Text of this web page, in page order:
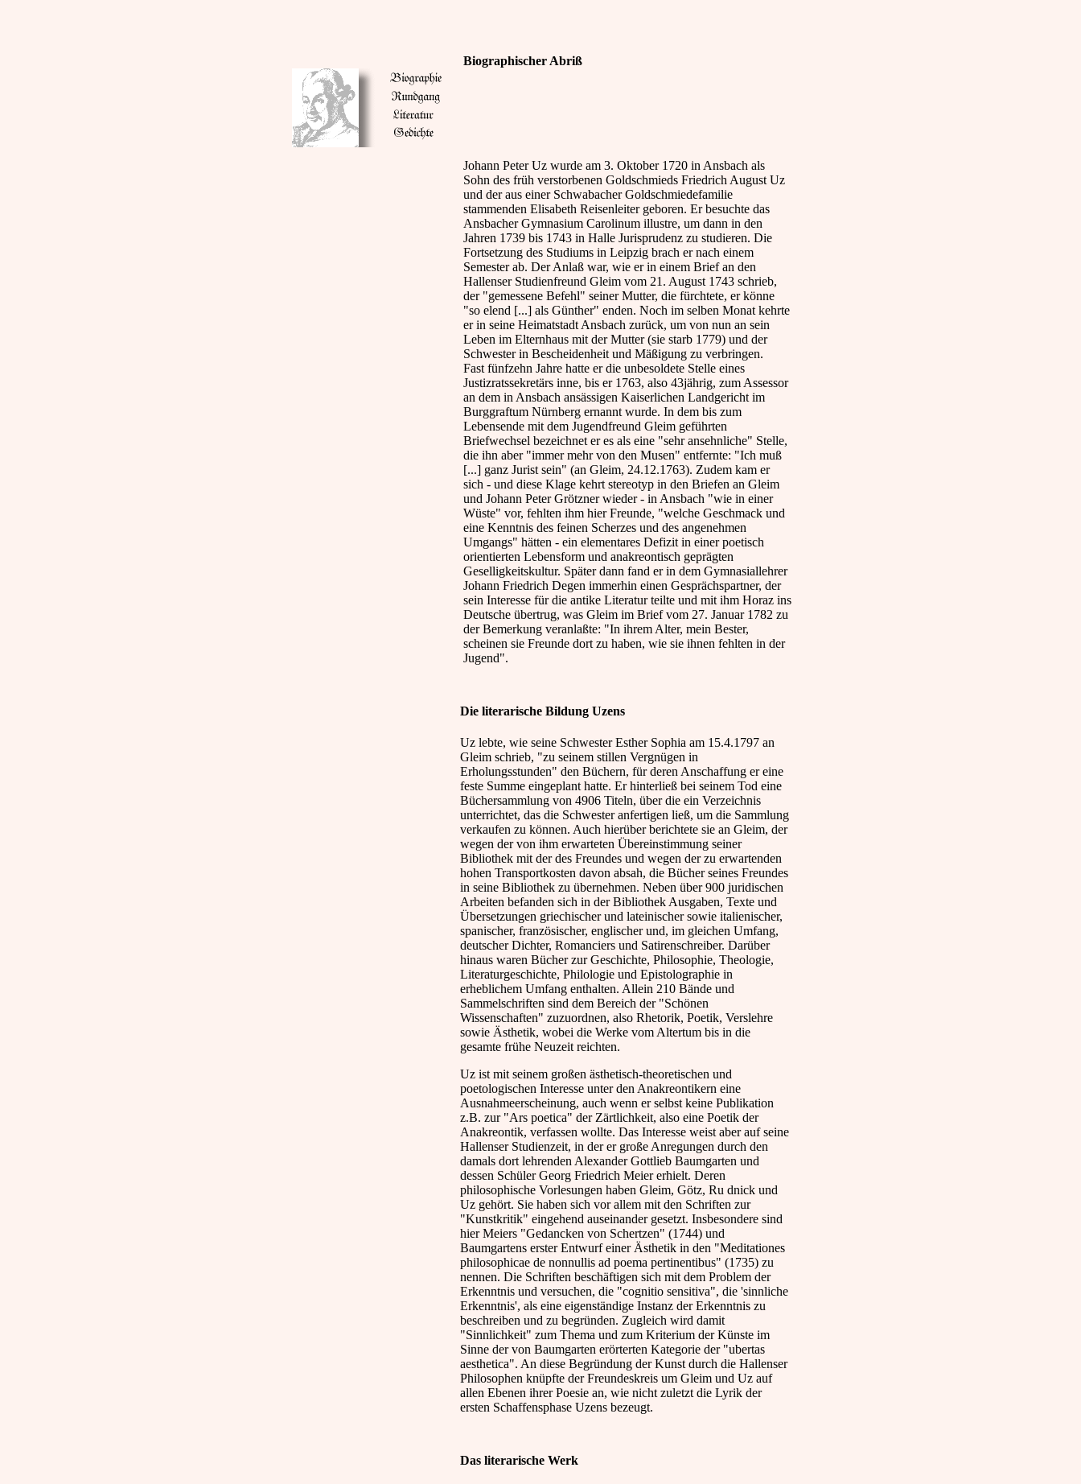
Biographischer Abriß
Johann Peter Uz wurde am 3. Oktober 1720 in Ansbach als
Sohn des früh verstorbenen Goldschmieds Friedrich August Uz
und der aus einer Schwabacher Goldschmiedefamilie
stammenden Elisabeth Reisenleiter geboren. Er besuchte das
Ansbacher Gymnasium Carolinum illustre, um dann in den
Jahren 1739 bis 1743 in Halle Jurisprudenz zu studieren. Die
Fortsetzung des Studiums in Leipzig brach er nach einem
Semester ab. Der Anlaß war, wie er in einem Brief an den
Hallenser Studienfreund Gleim vom 21. August 1743 schrieb,
der "gemessene Befehl" seiner Mutter, die fürchtete, er könne
"so elend [...] als Günther" enden. Noch im selben Monat kehrte
er in seine Heimatstadt Ansbach zurück, um von nun an sein
Leben im Elternhaus mit der Mutter (sie starb 1779) und der
Schwester in Bescheidenheit und Mäßigung zu verbringen.
Fast fünfzehn Jahre hatte er die unbesoldete Stelle eines
Justizratssekretärs inne, bis er 1763, also 43jährig, zum Assessor
an dem in Ansbach ansässigen Kaiserlichen Landgericht im
Burggraftum Nürnberg ernannt wurde. In dem bis zum
Lebensende mit dem Jugendfreund Gleim geführten
Briefwechsel bezeichnet er es als eine "sehr ansehnliche" Stelle,
die ihn aber "immer mehr von den Musen" entfernte: "Ich muß
[...] ganz Jurist sein" (an Gleim, 24.12.1763). Zudem kam er
sich - und diese Klage kehrt stereotyp in den Briefen an Gleim
und Johann Peter Grötzner wieder - in Ansbach "wie in einer
Wüste" vor, fehlten ihm hier Freunde, "welche Geschmack und
eine Kenntnis des feinen Scherzes und des angenehmen
Umgangs" hätten - ein elementares Defizit in einer poetisch
orientierten Lebensform und anakreontisch geprägten
Geselligkeitskultur. Später dann fand er in dem Gymnasiallehrer
Johann Friedrich Degen immerhin einen Gesprächspartner, der
sein Interesse für die antike Literatur teilte und mit ihm Horaz ins
Deutsche übertrug, was Gleim im Brief vom 27. Januar 1782 zu
der Bemerkung veranlaßte: "In ihrem Alter, mein Bester,
scheinen sie Freunde dort zu haben, wie sie ihnen fehlten in der
Jugend".
Die literarische Bildung Uzens
Uz lebte, wie seine Schwester Esther Sophia am 15.4.1797 an
Gleim schrieb, "zu seinem stillen Vergnügen in
Erholungsstunden" den Büchern, für deren Anschaffung er eine
feste Summe eingeplant hatte. Er hinterließ bei seinem Tod eine
Büchersammlung von 4906 Titeln, über die ein Verzeichnis
unterrichtet, das die Schwester anfertigen ließ, um die Sammlung
verkaufen zu können. Auch hierüber berichtete sie an Gleim, der
wegen der von ihm erwarteten Übereinstimmung seiner
Bibliothek mit der des Freundes und wegen der zu erwartenden
hohen Transportkosten davon absah, die Bücher seines Freundes
in seine Bibliothek zu übernehmen. Neben über 900 juridischen
Arbeiten befanden sich in der Bibliothek Ausgaben, Texte und
Übersetzungen griechischer und lateinischer sowie italienischer,
spanischer, französischer, englischer und, im gleichen Umfang,
deutscher Dichter, Romanciers und Satirenschreiber. Darüber
hinaus waren Bücher zur Geschichte, Philosophie, Theologie,
Literaturgeschichte, Philologie und Epistolographie in
erheblichem Umfang enthalten. Allein 210 Bände und
Sammelschriften sind dem Bereich der "Schönen
Wissenschaften" zuzuordnen, also Rhetorik, Poetik, Verslehre
sowie Ästhetik, wobei die Werke vom Altertum bis in die
gesamte frühe Neuzeit reichten.
Uz ist mit seinem großen ästhetisch-theoretischen und
poetologischen Interesse unter den Anakreontikern eine
Ausnahmeerscheinung, auch wenn er selbst keine Publikation
z.B. zur "Ars poetica" der Zärtlichkeit, also eine Poetik der
Anakreontik, verfassen wollte. Das Interesse weist aber auf seine
Hallenser Studienzeit, in der er große Anregungen durch den
damals dort lehrenden Alexander Gottlieb Baumgarten und
dessen Schüler Georg Friedrich Meier erhielt. Deren
philosophische Vorlesungen haben Gleim, Götz, Ru dnick und
Uz gehört. Sie haben sich vor allem mit den Schriften zur
"Kunstkritik" eingehend auseinander gesetzt. Insbesondere sind
hier Meiers "Gedancken von Schertzen" (1744) und
Baumgartens erster Entwurf einer Ästhetik in den "Meditationes
philosophicae de nonnullis ad poema pertinentibus" (1735) zu
nennen. Die Schriften beschäftigen sich mit dem Problem der
Erkenntnis und versuchen, die "cognitio sensitiva", die 'sinnliche
Erkenntnis', als eine eigenständige Instanz der Erkenntnis zu
beschreiben und zu begründen. Zugleich wird damit
"Sinnlichkeit" zum Thema und zum Kriterium der Künste im
Sinne der von Baumgarten erörterten Kategorie der "ubertas
aesthetica". An diese Begründung der Kunst durch die Hallenser
Philosophen knüpfte der Freundeskreis um Gleim und Uz auf
allen Ebenen ihrer Poesie an, wie nicht zuletzt die Lyrik der
ersten Schaffensphase Uzens bezeugt.
Das literarische Werk